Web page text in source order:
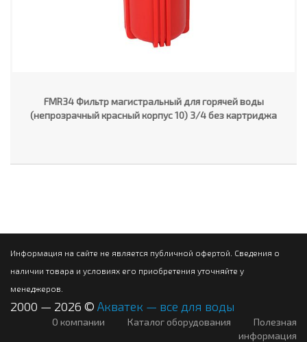
FMR34 Фильтр магистральный для горячей воды
(непрозрачный красный корпус 10) 3/4 без картриджа
Информация на сайте не является публичной офертой. Сведения о
наличии товара и условиях его приобретения уточняйте у
менеджеров.
2000 — 2026 © Акватек — все для воды
О компании Каталог оборудования
Полезная
информация